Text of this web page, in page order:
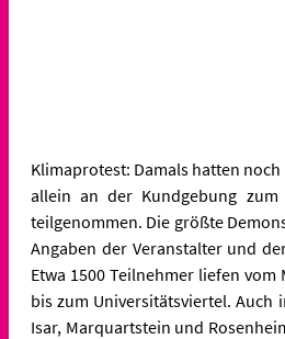
Klimaprotest: Damals hatten noch
allein an der Kundgebung zum
teilgenommen. Die größte
Angaben der Veranstalter und
Etwa 1500 Teilnehmer liefen
bis zum Universitätsviertel. Auch
Isar, Marquartstein und